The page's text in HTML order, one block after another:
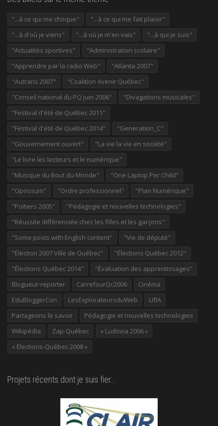
"...à ce qui me choque"
"...à ce qui me fait plaisir"
"...à d'où je viens"
"...à où je m'en vais"
"...à qui je suis"
"Actualités sportives"
"Administration scolaire"
"Apprendre par la radio Web"
"Atlanta 2007"
"Autrans 2007"
"Coalition Avenir Québec"
"Conseil national du PQ juin 2006"
"Divagations musicales"
"Festival d'été de Québec 2011"
"Festival d'été de Québec 2014"
"Generation_C"
"Gouvernement ouvert"
"La vie la vie en société"
"Le livre les lecteurs et le numérique"
"Musique du Bout du Monde"
"One Laptop Per Child"
"Opossum"
"Ordre professionnel"
"Plan Numérique"
"Poitiers 2005"
"Pédagogie et nouvelles technologies"
"Réussite différenciée chez les filles et les garçons"
"Some posts with English content"
"Vie de député"
"Élection 2007 Ville de Québec"
"Élections Québec 2012"
"Élections Québec 2014"
"Évaluation des apprentissages"
Blogueur-reporter
CarrefourQc2006
Cinéma
EduBloggerCon
LesExplorateursduWeb
LIfIA
Partageons le savoir
Pédagogie et nouvelles technologies
Wikipédia
Zap-Québec
« Ludovia 2006 »
« Élections-Québec 2008 »
Projets récents dont je suis fier…